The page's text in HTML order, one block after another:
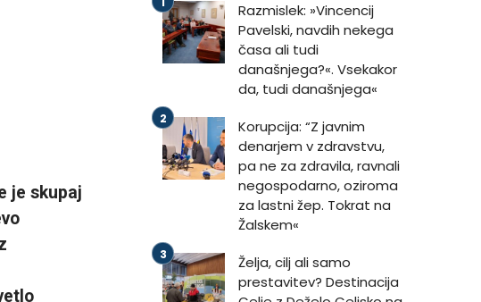
je skupaj
Razmislek: »Vincencij
Pavelski, navdih nekega
časa ali tudi
današnjega?«. Vsekakor
da, tudi današnjega«
Korupcija: “Z javnim
denarjem v zdravstvu,
pa ne za zdravila, ravnali
negospodarno, oziroma
za lastni žep. Tokrat na
Žalskem«
Želja, cilj ali samo
prestavitev? Destinacija